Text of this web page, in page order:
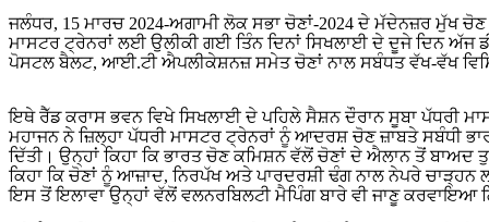
ਜਲੰਧਰ, 15 ਮਾਰਚ 2024-ਅਗਾਮੀ ਲੋਕ ਸਭਾ ਚੋਣਾਂ-2024 ਦੇ ਮੱਦੇਨਜ਼ਰ ਮੁੱਖ ਚੋਣ ਅਧਿਕਾਰੀ ਪੰਜਾਬ, ਚੰਡੀਗੜ੍ਹ ਦੀਆਂ ਹਦਾਇਤਾਂ ’ਤੇ ਜ਼ਿਲ੍ਹਾ ਪੱਧਰੀ
ਮਾਸਟਰ ਟ੍ਰੇਨਰਾਂ ਲਈ ਉਲੀਕੀ ਗਈ ਤਿੰਨ ਦਿਨਾਂ ਸਿਖਲਾਈ ਦੇ ਦੂਜੇ ਦਿਨ ਅੱਜ
ਪੋਸਟਲ ਬੈਲਟ, ਆਈ.ਟੀ ਐਪਲੀਕੇਸ਼ਨਜ਼ ਸਮੇਤ ਚੋਣਾਂ ਨਾਲ ਸਬੰਧਤ ਵੱਖ-ਵੱਖ
ਇਥੇ ਰੈੱਡ ਕਰਾਸ ਭਵਨ ਵਿਖੇ ਸਿਖਲਾਈ ਦੇ ਪਹਿਲੇ ਸੈਸ਼ਨ ਦੌਰਾਨ ਸੂਬਾ ਪੱਧਰੀ
ਮਹਾਜਨ ਨੇ ਜ਼ਿਲ੍ਹਾ ਪੱਧਰੀ ਮਾਸਟਰ ਟ੍ਰੇਨਰਾਂ ਨੂੰ ਆਦਰਸ਼ ਚੋਣ ਜ਼ਾਬਤੇ ਸਬੰਧੀ
ਦਿੱਤੀ। ਉਨ੍ਹਾਂ ਕਿਹਾ ਕਿ ਭਾਰਤ ਚੋਣ ਕਮਿਸ਼ਨ ਵੱਲੋਂ ਚੋਣਾਂ ਦੇ ਐਲਾਨ ਤੋਂ
ਕਿਹਾ ਕਿ ਚੋਣਾਂ ਨੂੰ ਆਜ਼ਾਦ, ਨਿਰਪੱਖ ਅਤੇ ਪਾਰਦਰਸ਼ੀ ਢੰਗ ਨਾਲ ਨੇਪਰੇ
ਇਸ ਤੋਂ ਇਲਾਵਾ ਉਨ੍ਹਾਂ ਵੱਲੋਂ ਵਲਨਰਬਿਲਟੀ ਮੈਪਿੰਗ ਬਾਰੇ ਵੀ ਜਾਣੂ ਕਰਵਾਇਆ